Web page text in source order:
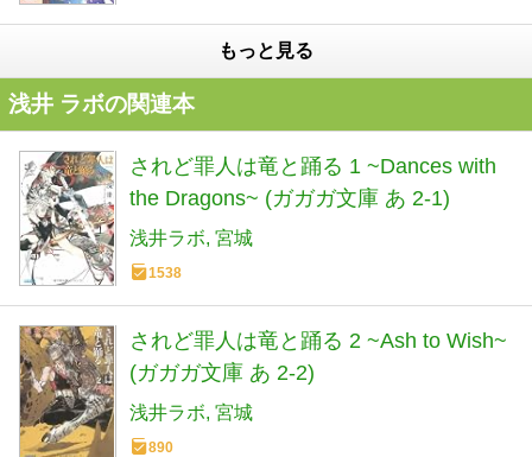
もっと見る
浅井 ラボの関連本
されど罪人は竜と踊る 1 ~Dances with
the Dragons~ (ガガガ文庫 あ 2-1)
浅井ラボ 宮城
1538
されど罪人は竜と踊る 2 ~Ash to Wish~
(ガガガ文庫 あ 2-2)
浅井ラボ 宮城
890